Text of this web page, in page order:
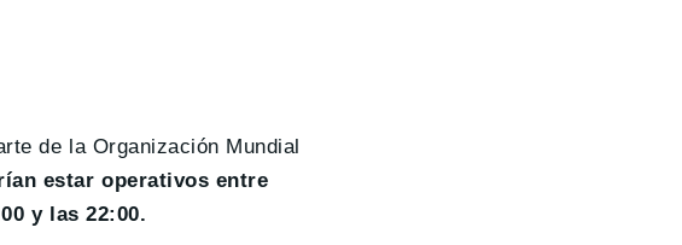
de la Organización Mundial
estar operativos entre
y las 22:00.